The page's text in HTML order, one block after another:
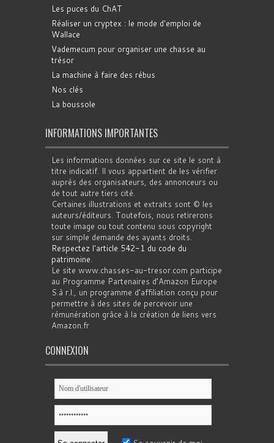
Les puces du ChAT
Réaliser un cryptex : le mode d'emploi de
Wallace
Vademecum pour organiser une chasse au
trésor
La machine à faire des rébus
Nos clés
La boussole
INFORMATIONS IMPORTANTES
Les informations données sur ce site le sont à
titre indicatif. Il vous appartient de les vérifier
auprès des organisateurs, des annonceurs ou
de tout autre tiers cité.
Certaines illustrations et extraits sont © les
auteurs/éditeurs. Toutefois, nous retirerons
toute image ou tout contenu sous copyright
sur simple demande des ayants droits.
Respectez l'article 542-1 du code du
patrimoine
Le site www.chasses-au-tresor.com participe
au Programme Partenaires d’Amazon Europe
S.à r.l., un programme d’affiliation conçu pour
permettre à des sites de percevoir une
rémunération grâce à la création de liens vers
Amazon.fr
CONNEXION